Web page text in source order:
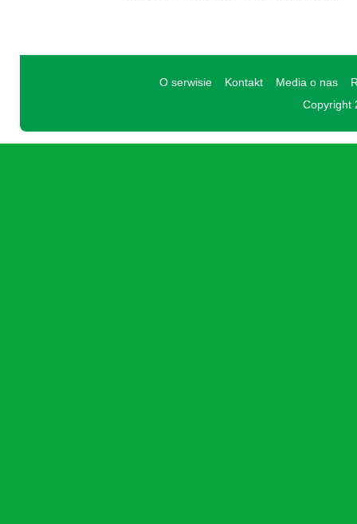
O serwisie Kontakt Media o nas
Copyright